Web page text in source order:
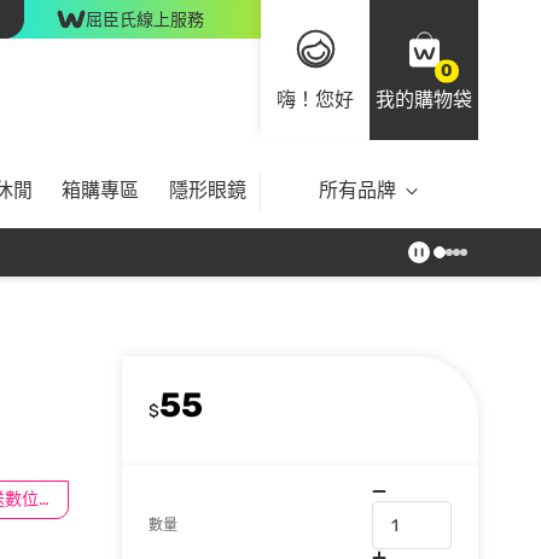
屈臣氏線上服務
嗨！您好
0
我的購物袋
閒 箱購專區 隱形眼鏡 所有品牌
滿$100送數位印花
$55
數量